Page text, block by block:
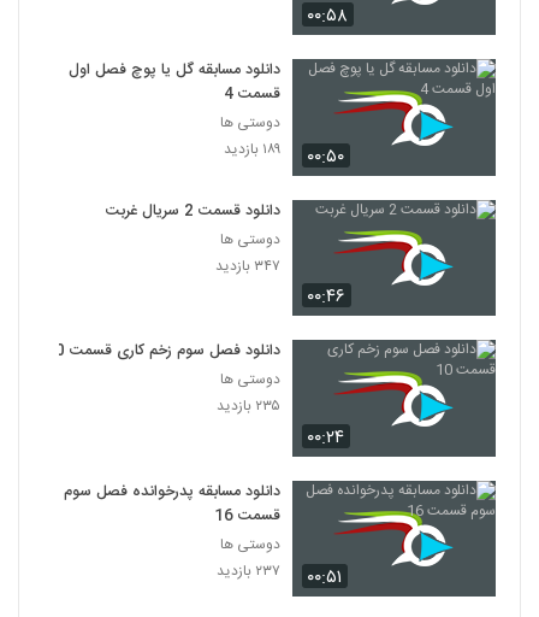
۰۰:۵۸
۰۰:۵۰
دانلود مسابقه گل یا پوچ فصل اول
قسمت 4
دوستی ها
۱۸۹ بازدید
۰۰:۴۶
دانلود قسمت 2 سریال غربت
دوستی ها
۳۴۷ بازدید
۰۰:۲۴
دانلود فصل سوم زخم کاری قسمت 10
دوستی ها
۲۳۵ بازدید
۰۰:۵۱
دانلود مسابقه پدرخوانده فصل سوم
قسمت 16
دوستی ها
۲۳۷ بازدید